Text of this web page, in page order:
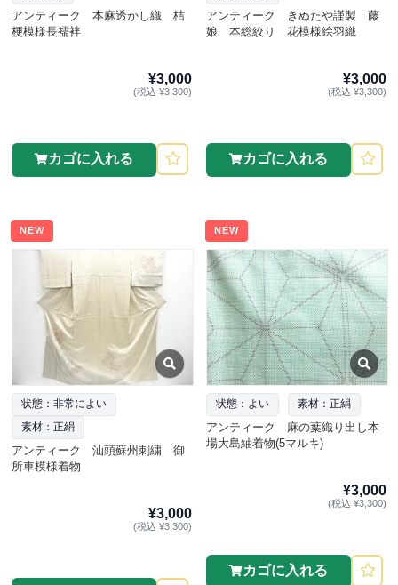
アンティーク 本麻透かし織 桔
梗模様長襦袢
¥3,000
(税込 ¥3,300)
カゴに入れる
アンティーク きぬたや謹製 藤
娘 本総絞り 花模様絵羽織
¥3,000
(税込 ¥3,300)
カゴに入れる
NEW
状態：非常によい
素材：正絹
アンティーク 汕頭蘇州刺繍 御
所車模様着物
¥3,000
(税込 ¥3,300)
NEW
状態：よい 素材：正絹
アンティーク 麻の葉織り出し本
場大島紬着物(5マルキ)
¥3,000
(税込 ¥3,300)
カゴに入れる